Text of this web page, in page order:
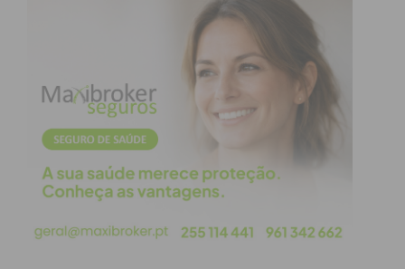
Eu li e concordo com ostermos e
condições